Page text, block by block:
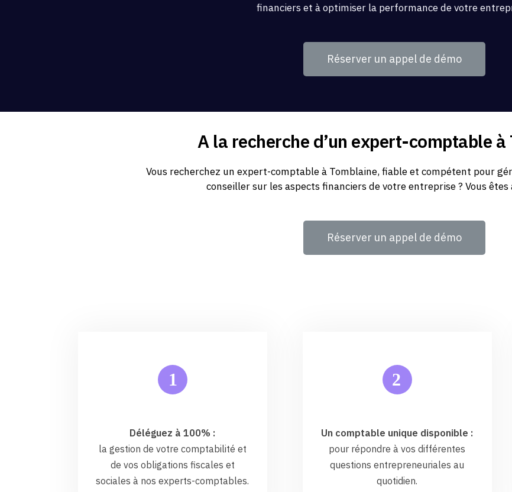
financiers et à optimiser la performance de votre
Réserver un appel de démo
A la recherche d’un expert-comptable à
Vous recherchez un expert-comptable à Tomblaine, fiable et compétent pour
conseiller sur les aspects financiers de votre entreprise ? Vous
Réserver un appel de démo
1
Déléguez à 100% :
la gestion de votre comptabilité et
de vos obligations fiscales et
sociales à nos experts-comptables.
2
Un comptable unique disponible :
pour répondre à vos différentes
questions entrepreneuriales au
quotidien.